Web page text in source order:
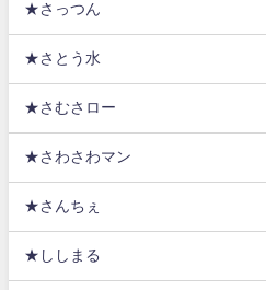
★さっつん
★さとう水
★さむさロー
★さわさわマン
★さんちぇ
★ししまる